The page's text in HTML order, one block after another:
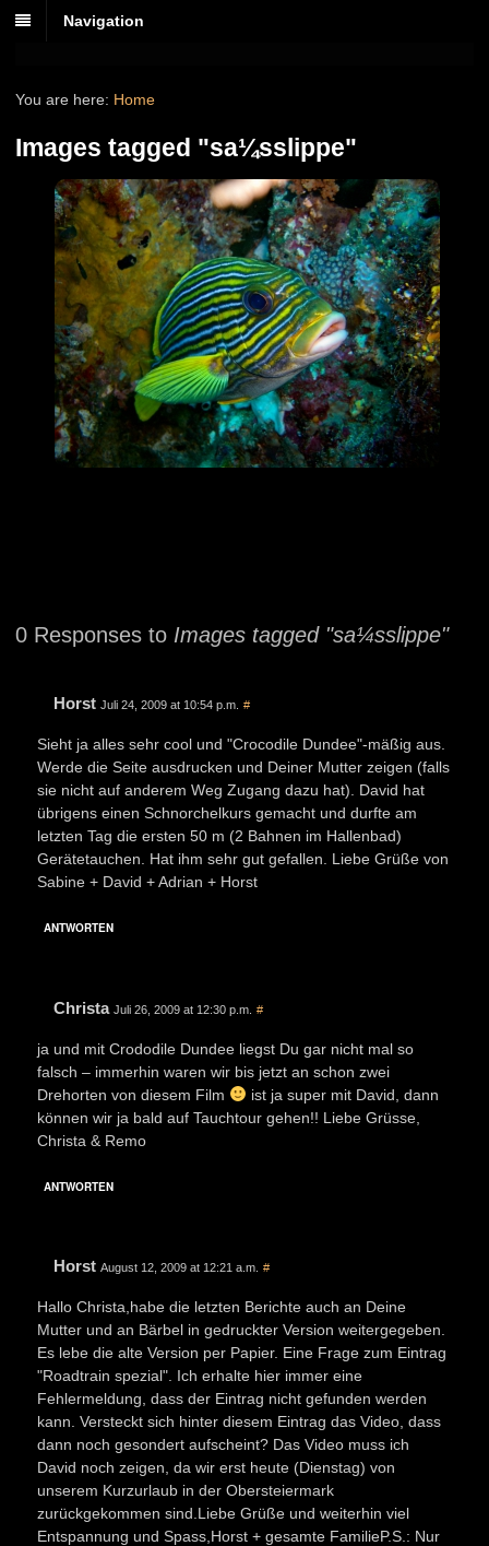
Navigation
You are here: Home
Images tagged "sa¼sslippe"
0 Responses to Images tagged "sa¼sslippe"
Horst Juli 24, 2009 at 10:54 p.m. #
Sieht ja alles sehr cool und "Crocodile Dundee"-mäßig aus.
Werde die Seite ausdrucken und Deiner Mutter zeigen (falls
sie nicht auf anderem Weg Zugang dazu hat). David hat
übrigens einen Schnorchelkurs gemacht und durfte am
letzten Tag die ersten 50 m (2 Bahnen im Hallenbad)
Gerätetauchen. Hat ihm sehr gut gefallen. Liebe Grüße von
Sabine + David + Adrian + Horst
ANTWORTEN
Christa Juli 26, 2009 at 12:30 p.m. #
ja und mit Crododile Dundee liegst Du gar nicht mal so
falsch – immerhin waren wir bis jetzt an schon zwei
Drehorten von diesem Film
ist ja super mit David, dann
können wir ja bald auf Tauchtour gehen!! Liebe Grüsse,
Christa & Remo
ANTWORTEN
Horst August 12, 2009 at 12:21 a.m. #
Hallo Christa,habe die letzten Berichte auch an Deine
Mutter und an Bärbel in gedruckter Version weitergegeben.
Es lebe die alte Version per Papier. Eine Frage zum Eintrag
"Roadtrain spezial". Ich erhalte hier immer eine
Fehlermeldung, dass der Eintrag nicht gefunden werden
kann. Versteckt sich hinter diesem Eintrag das Video, dass
dann noch gesondert aufscheint? Das Video muss ich
David noch zeigen, da wir erst heute (Dienstag) von
unserem Kurzurlaub in der Obersteiermark
zurückgekommen sind.Liebe Grüße und weiterhin viel
Entspannung und Spass,Horst + gesamte FamilieP.S.: Nur